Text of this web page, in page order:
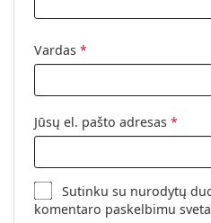
Vardas *
Jūsų el. pašto adresas *
Sutinku su nurodytų
komentaro paskelbimu